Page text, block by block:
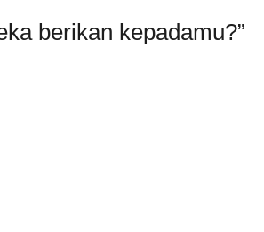
berikan kepadamu?”